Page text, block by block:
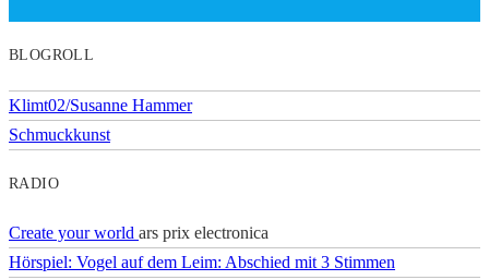
BLOGROLL
Klimt02/Susanne Hammer
Schmuckkunst
RADIO
Create your world ars prix electronica
Hörspiel: Vogel auf dem Leim: Abschied mit 3 Stimmen